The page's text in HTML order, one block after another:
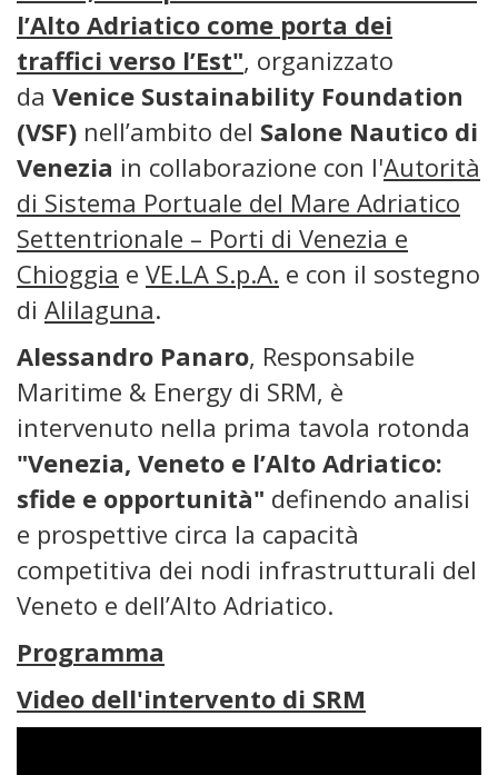
l’Alto Adriatico come porta dei
traffici verso l’Est", organizzato
da Venice Sustainability Foundation
(VSF) nell’ambito del Salone Nautico di
Venezia in collaborazione con l'Autorità
di Sistema Portuale del Mare Adriatico
Settentrionale – Porti di Venezia e
Chioggia e VE.LA S.p.A. e con il sostegno
di Alilaguna.
Alessandro Panaro, Responsabile
Maritime & Energy di SRM, è
intervenuto nella prima tavola rotonda
"Venezia, Veneto e l’Alto Adriatico:
sfide e opportunità" definendo analisi
e prospettive circa la capacità
competitiva dei nodi infrastrutturali del
Veneto e dell’Alto Adriatico.
Programma
Video dell'intervento di SRM